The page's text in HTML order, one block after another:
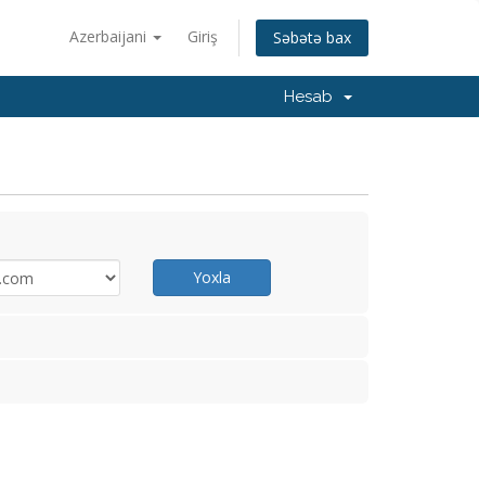
Azerbaijani Giriş Səbətə bax
Hesab
Yoxla